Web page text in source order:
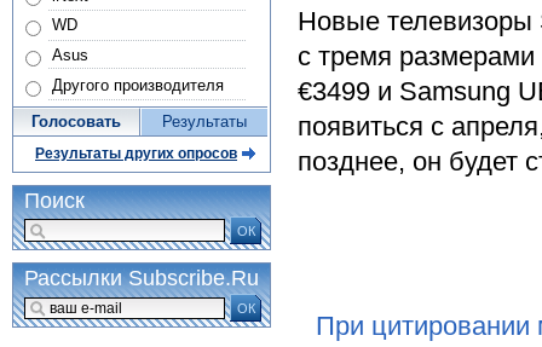
Новые телевизоры
с тремя
€3499 и Samsung
появиться с
позднее, он будет
При цитировании
WD
Asus
Другого производителя
Голосовать Результаты
Результаты других опросов
Поиск
ОК
Рассылки Subscribe.Ru
ОК